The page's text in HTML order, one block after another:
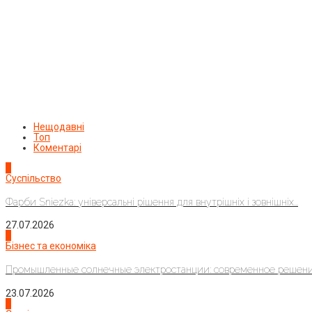
Нещодавні
Топ
Коментарі
Суспільство
Фарби Sniezka: універсальні рішення для внутрішніх і зовнішніх...
27.07.2026
Бізнес та економіка
Промышленные солнечные электростанции: современное
23.07.2026